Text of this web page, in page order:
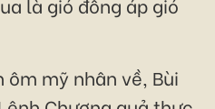
ôm mỹ nhân về, Bùi